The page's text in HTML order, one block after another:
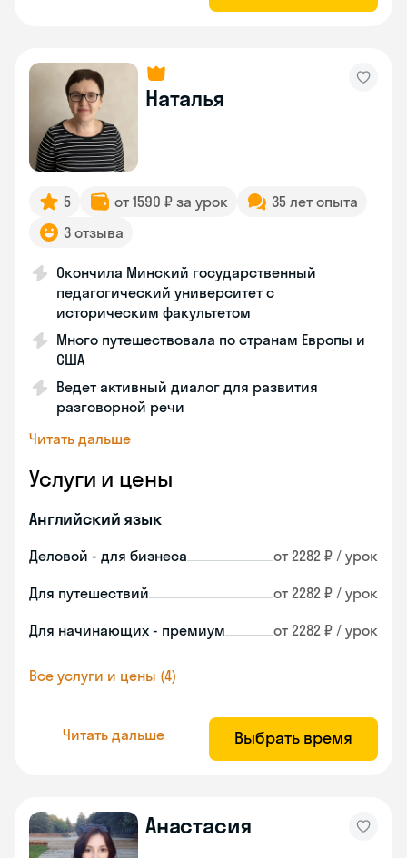
Наталья
5 от 1590 ₽ за урок
35 лет опыта
3 отзыва
Окончила Минский государственный
педагогический университет с
историческим факультетом
Много путешествовала по странам Европы и
США
Ведет активный диалог для развития
разговорной речи
Читать дальше
Услуги и цены
Английский язык
Деловой - для бизнеса от 2282 ₽ / урок
Для путешествий от 2282 ₽ / урок
Для начинающих - премиум от 2282 ₽ / урок
Все услуги и цены (4)
Читать дальше Выбрать время
Анастасия